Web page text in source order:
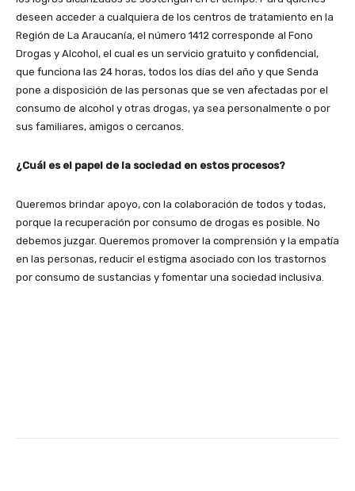
deseen acceder a cualquiera de los centros de tratamiento en la
Región de La Araucanía, el número 1412 corresponde al Fono
Drogas y Alcohol, el cual es un servicio gratuito y confidencial,
que funciona las 24 horas, todos los días del año y que Senda
pone a disposición de las personas que se ven afectadas por el
consumo de alcohol y otras drogas, ya sea personalmente o por
sus familiares, amigos o cercanos.
¿Cuál es el papel de la sociedad en estos procesos?
Queremos brindar apoyo, con la colaboración de todos y todas,
porque la recuperación por consumo de drogas es posible. No
debemos juzgar. Queremos promover la comprensión y la empatía
en las personas, reducir el estigma asociado con los trastornos
por consumo de sustancias y fomentar una sociedad inclusiva.